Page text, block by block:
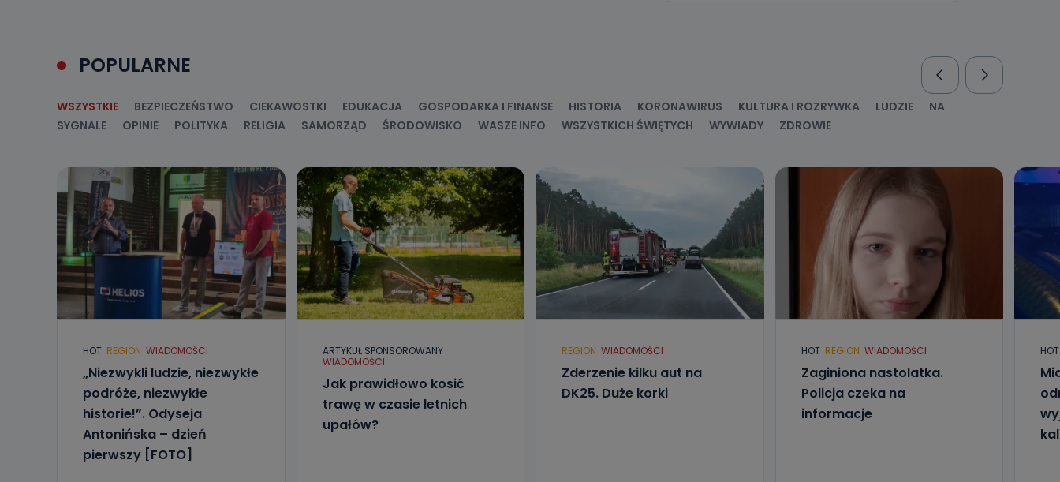
Jak skontaktować się z inspektorem danych osobowych?
POPULARNE
WSZYSTKIE BEZPIECZEŃSTWO CIEKAWOSTKI EDUKACJA GOSPODARKA I FINANSE HISTORIA KORONAWIRUS KULTURA I ROZRYWKA LUDZIE
NA
SYGNALE
OPINIE POLITYKA RELIGIA SAMORZĄD ŚRODOWISKO WASZE INFO WSZYSTKICH ŚWIĘTYCH WYWIADY ZDROWIE
HOT REGION WIADOMOŚCI
„Niezwykli ludzie, niezwykłe
podróże, niezwykłe
historie!”. Odyseja
Antonińska – dzień
pierwszy [FOTO]
ARTYKUŁ SPONSOROWANY
WIADOMOŚCI
Jak prawidłowo kosić
trawę w czasie letnich
upałów?
REGION WIADOMOŚCI
Zderzenie kilku aut na
DK25. Duże korki
HOT REGION WIADOMOŚCI
Zaginiona nastolatka.
Policja czeka na
informacje
HOT